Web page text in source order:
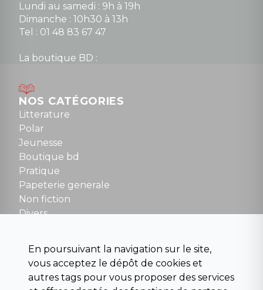
Lundi au samedi : 9h à 19h
Dimanche : 10h30 à 13h
Tel : 01 48 83 67 47
La boutique BD :
Mardi au samedi : 10h à 13h / 14h à 19h
Dimanche : 10h30 à 12h30
Tel : 01 48 89 13 88
Fermé le dimanche en Juillet et Août
NOUS CONTACTER
contact@la-griffe-noire.com
NOS CATÉGORIES
Litterature
Polar
Jeunesse
Boutique bd
Pratique
Papeterie generale
Non fiction
Divers
Para scolaire
Histoire
Pochoteque
En poursuivant la navigation sur le site,
vous acceptez le dépôt de cookies et
autres tags pour vous proposer des services